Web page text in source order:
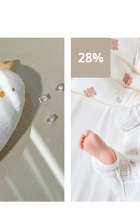
28%